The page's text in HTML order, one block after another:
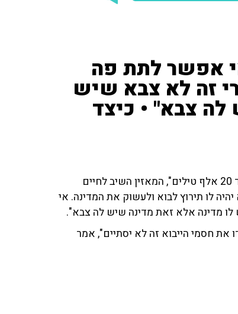
אפשר לתת פה
זה לא צבא שיש
צבא" • כיצד
השדרן טען כי "משהו ישתנה במדינה הזאת רק אם נסראללה יוריד 20 אלף טילים", המאזין השיב לחיים
פה 20 אלף טילים אז הצבא יהיה לו תירוץ לבוא ולעשוק את המדינה. אי
מדינה אלא זאת מדינה שיש לה צבא".
את חסמי הייבוא זה לא יסתיים", אמר